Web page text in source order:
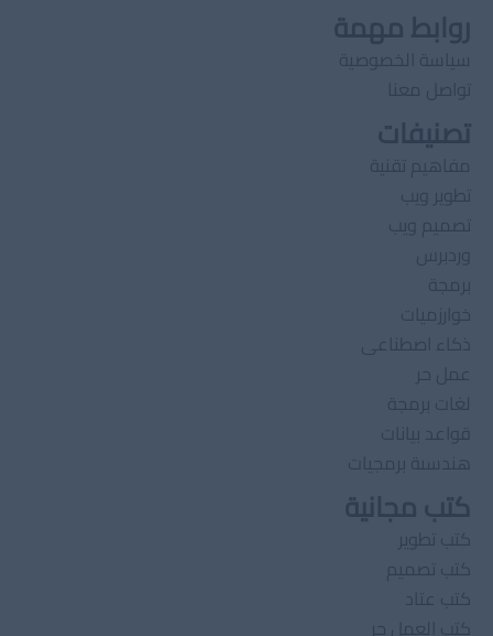
روابط مهمة
سياسة الخصوصية
تواصل معنا
تصنيفات
مفاهيم تقنية
تطوير ويب
تصميم ويب
وردبرس
برمجة
خوارزميات
ذكاء اصطناعى
عمل حر
لغات برمجة
قواعد بيانات
هندسىة برمجيات
كتب مجانية
كتب تطوير
كتب تصميم
كتب عتاد
كتب العمل حر